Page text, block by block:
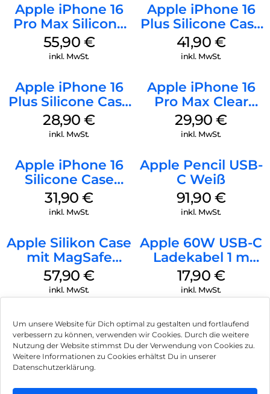
Um unsere Website für Dich optimal zu gestalten und fortlaufend
verbessern zu können, verwenden wir Cookies. Durch die weitere
Nutzung der Website stimmst Du der Verwendung von Cookies zu.
Weitere Informationen zu Cookies erhältst Du in unserer
Datenschutzerklärung.
Apple iPhone 16
Pro Max Silicone
Case MagSafe
Stone Gray
55,90 €
inkl. MwSt.
Apple iPhone 16
Plus Silicone Case
MagSafe Stone
Gray
41,90 €
inkl. MwSt.
Apple iPhone 16
Plus Silicone Case
MagSafe Black
28,90€
inkl. MwSt.
Apple iPhone 16
Pro Max Clear
Case MagSafe
Transparent
29,90€
inkl. MwSt.
Apple iPhone 16
Silicone Case
MagSafe Fuchsia
31,90€
inkl. MwSt.
Apple Pencil USB-
C Weiß
91,90 €
inkl. MwSt.
Apple Silikon Case
mit MagSafe
iPhone 14 Pro
(PRODUCT)RED
57,90€
inkl. MwSt.
Apple 60W USB-C
Ladekabel 1 m
Weiß
17,90 €
inkl. MwSt.
Impressum